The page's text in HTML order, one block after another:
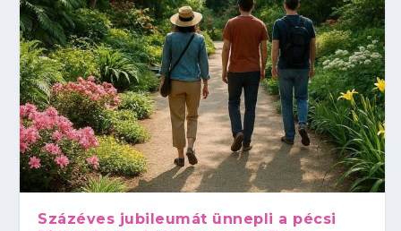
Százéves jubileumát ünnepli a pécsi